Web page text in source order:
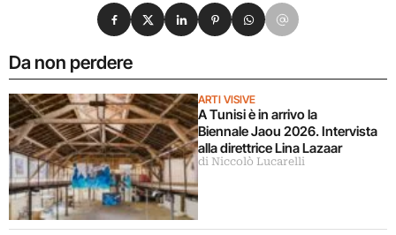
Da non perdere
ARTI VISIVE
A Tunisi è in arrivo la
Biennale Jaou 2026. Intervista
alla direttrice Lina Lazaar
di Niccolò Lucarelli
Condividi su Facebook
Condividi su X
Condividi su LinkedIn
Condividi su Pinterest
Condividi su WhatsApp
Condividi su Email